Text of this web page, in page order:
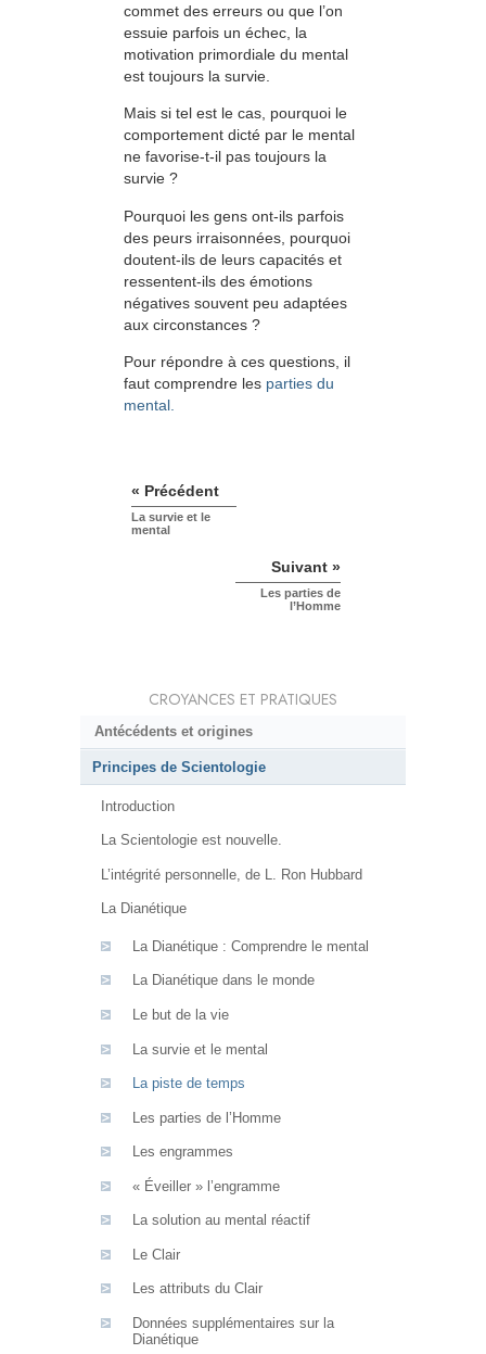
commet des erreurs ou que l’on
essuie parfois un échec, la
motivation primordiale du mental
est toujours la survie.
Mais si tel est le cas, pourquoi le
comportement dicté par le mental
ne favorise-t-il pas toujours la
survie ?
Pourquoi les gens ont-ils parfois
des peurs irraisonnées, pourquoi
doutent-ils de leurs capacités et
ressentent-ils des émotions
négatives souvent peu adaptées
aux circonstances ?
Pour répondre à ces questions, il
faut comprendre les parties du
mental.
« Précédent
La survie et le
mental
Suivant »
Les parties de
l’Homme
CROYANCES ET PRATIQUES
Antécédents et origines
Principes de Scientologie
Introduction
La Scientologie est nouvelle.
L’intégrité personnelle, de L. Ron Hubbard
La Dianétique
La Dianétique : Comprendre le mental
La Dianétique dans le monde
Le but de la vie
La survie et le mental
La piste de temps
Les parties de l’Homme
Les engrammes
« Éveiller » l’engramme
La solution au mental réactif
Le Clair
Les attributs du Clair
Données supplémentaires sur la
Dianétique